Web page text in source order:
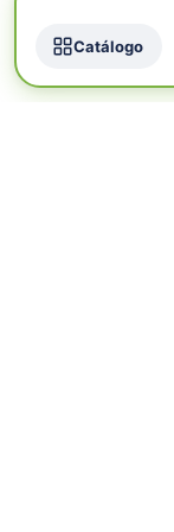
Catálogo